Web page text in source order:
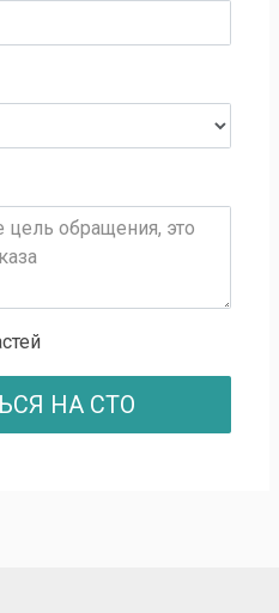
НА СТО